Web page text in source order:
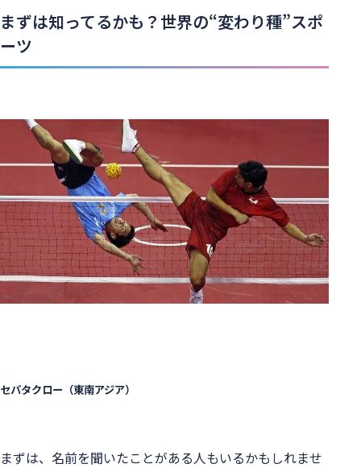
まずは知ってるかも？世界の“変わり種”スポ
ーツ
セパタクロー（東南アジア）
まずは、名前を聞いたことがある人もいるかもしれませ